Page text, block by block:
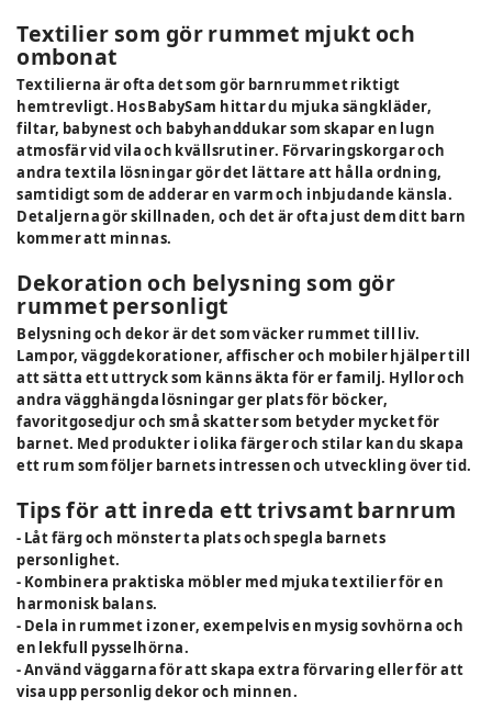
Textilier som gör rummet mjukt och
ombonat
Textilierna är ofta det som gör barnrummet riktigt
hemtrevligt. Hos BabySam hittar du mjuka sängkläder,
filtar, babynest och babyhanddukar som skapar en lugn
atmosfär vid vila och kvällsrutiner. Förvaringskorgar och
andra textila lösningar gör det lättare att hålla ordning,
samtidigt som de adderar en varm och inbjudande känsla.
Detaljerna gör skillnaden, och det är ofta just dem ditt barn
kommer att minnas.
Dekoration och belysning som gör
rummet personligt
Belysning och dekor är det som väcker rummet till liv.
Lampor, väggdekorationer, affischer och mobiler hjälper till
att sätta ett uttryck som känns äkta för er familj. Hyllor och
andra vägghängda lösningar ger plats för böcker,
favoritgosedjur och små skatter som betyder mycket för
barnet. Med produkter i olika färger och stilar kan du skapa
ett rum som följer barnets intressen och utveckling över tid.
Tips för att inreda ett trivsamt barnrum
- Låt färg och mönster ta plats och spegla barnets
personlighet.
- Kombinera praktiska möbler med mjuka textilier för en
harmonisk balans.
- Dela in rummet i zoner, exempelvis en mysig sovhörna och
en lekfull pysselhörna.
- Använd väggarna för att skapa extra förvaring eller för att
visa upp personlig dekor och minnen.